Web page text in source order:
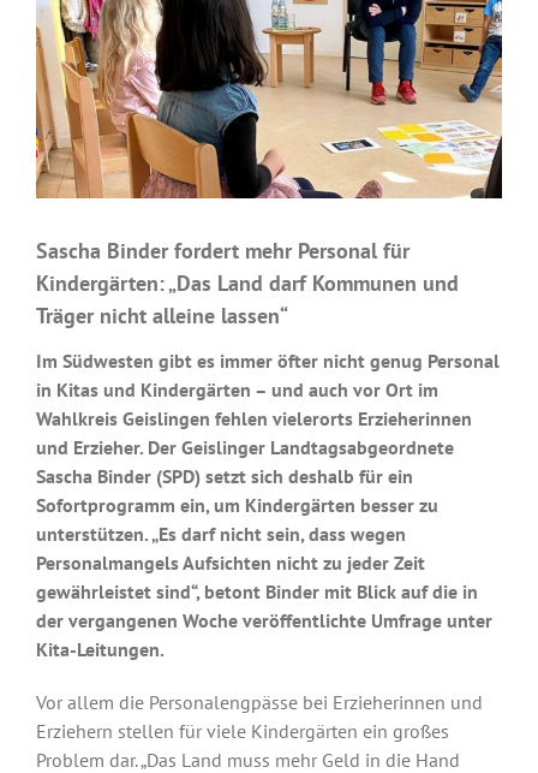
Sascha Binder fordert mehr Personal für
Kindergärten: „Das Land darf Kommunen und
Träger nicht alleine lassen“
Im Südwesten gibt es immer öfter nicht genug Personal
in Kitas und Kindergärten – und auch vor Ort im
Wahlkreis Geislingen fehlen vielerorts Erzieherinnen
und Erzieher. Der Geislinger Landtagsabgeordnete
Sascha Binder (SPD) setzt sich deshalb für ein
Sofortprogramm ein, um Kindergärten besser zu
unterstützen. „Es darf nicht sein, dass wegen
Personalmangels Aufsichten nicht zu jeder Zeit
gewährleistet sind“, betont Binder mit Blick auf die in
der vergangenen Woche veröffentlichte Umfrage unter
Kita-Leitungen.
Vor allem die Personalengpässe bei Erzieherinnen und
Erziehern stellen für viele Kindergärten ein großes
Problem dar. „Das Land muss mehr Geld in die Hand